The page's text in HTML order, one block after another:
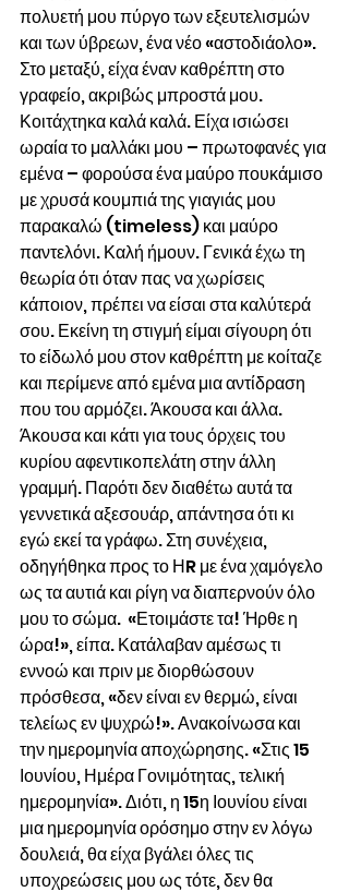
πολυετή μου πύργο των εξευτελισμών
και των ύβρεων, ένα νέο «αστοδιάολο».
Στο μεταξύ, είχα έναν καθρέπτη στο
γραφείο, ακριβώς μπροστά μου.
Κοιτάχτηκα καλά καλά. Είχα ισιώσει
ωραία το μαλλάκι μου – πρωτοφανές για
εμένα – φορούσα ένα μαύρο πουκάμισο
με χρυσά κουμπιά της γιαγιάς μου
παρακαλώ (timeless) και μαύρο
παντελόνι. Καλή ήμουν. Γενικά έχω τη
θεωρία ότι όταν πας να χωρίσεις
κάποιον, πρέπει να είσαι στα καλύτερά
σου. Εκείνη τη στιγμή είμαι σίγουρη ότι
το είδωλό μου στον καθρέπτη με κοίταζε
και περίμενε από εμένα μια αντίδραση
που του αρμόζει. Άκουσα και άλλα.
Άκουσα και κάτι για τους όρχεις του
κυρίου αφεντικοπελάτη στην άλλη
γραμμή. Παρότι δεν διαθέτω αυτά τα
γεννετικά αξεσουάρ, απάντησα ότι κι
εγώ εκεί τα γράφω. Στη συνέχεια,
οδηγήθηκα προς το ΗR με ένα χαμόγελο
ως τα αυτιά και ρίγη να διαπερνούν όλο
μου το σώμα.  «Ετοιμάστε τα! Ήρθε η
ώρα!», είπα. Κατάλαβαν αμέσως τι
εννοώ και πριν με διορθώσουν
πρόσθεσα, «δεν είναι εν θερμώ, είναι
τελείως εν ψυχρώ!». Ανακοίνωσα και
την ημερομηνία αποχώρησης. «Στις 15
Ιουνίου, Ημέρα Γονιμότητας, τελική
ημερομηνία». Διότι, η 15η Ιουνίου είναι
μια ημερομηνία ορόσημο στην εν λόγω
δουλειά, θα είχα βγάλει όλες τις
υποχρεώσεις μου ως τότε, δεν θα